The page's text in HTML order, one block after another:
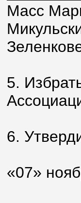
Масс
5.
6.
«07»